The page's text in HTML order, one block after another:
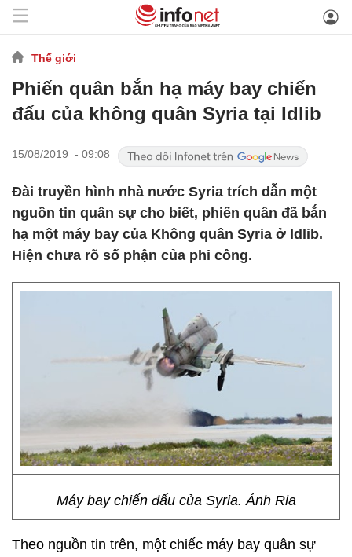
Thế giới
Phiến quân bắn hạ máy bay chiến
đấu của không quân Syria tại Idlib
15/08/2019 - 09:08
Đài truyền hình nhà nước Syria trích dẫn một
nguồn tin quân sự cho biết, phiến quân đã bắn
hạ một máy bay của Không quân Syria ở Idlib.
Hiện chưa rõ số phận của phi công.
Máy bay chiến đấu của Syria. Ảnh Ria
Theo nguồn tin trên, một chiếc máy bay quân sự